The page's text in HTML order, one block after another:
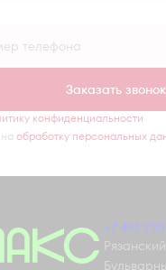
Заказать звонок
конфиденциальности
обработку персональных
+7 491